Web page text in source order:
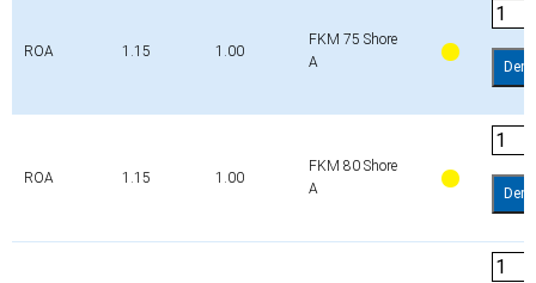
ROA 1.15 1.00
FKM 75 Shore
A
ROA 1.15 1.00
FKM 80 Shore
A